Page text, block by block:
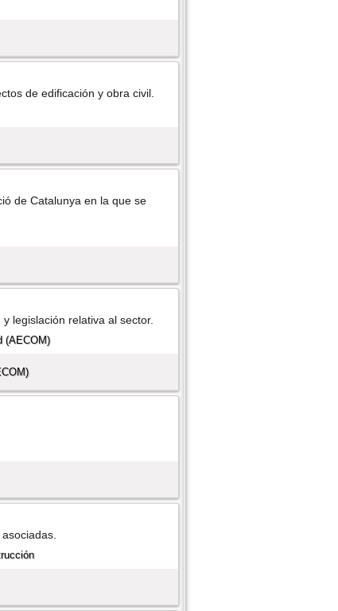
de edificación y obra civil.
de Catalunya en la que se
legislación relativa al sector.